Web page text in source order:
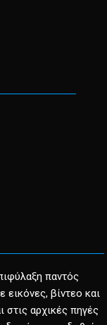
παντός
βίντεο και
αρχικές πηγές